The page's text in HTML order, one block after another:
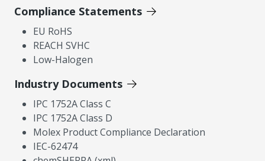
Compliance Statements
EU RoHS
REACH SVHC
Low-Halogen
Industry Documents
IPC 1752A Class C
IPC 1752A Class D
Molex Product Compliance Declaration
IEC-62474